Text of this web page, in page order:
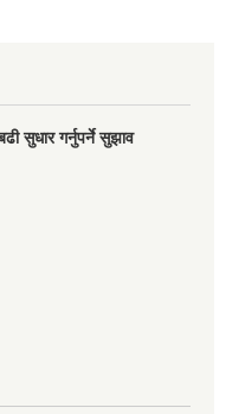
सुधार गर्नुपर्ने सुझाव